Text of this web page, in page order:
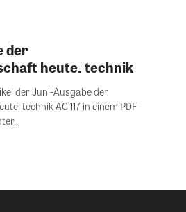
der
heute. technik
der Juni-Ausgabe der
technik AG 117 in einem PDF
lesen. Unter...